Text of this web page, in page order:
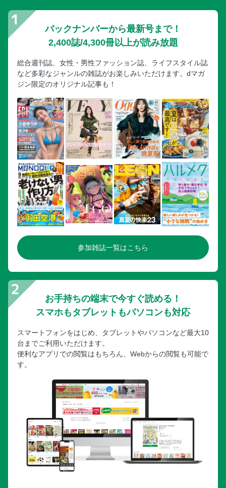
バックナンバーから最新号まで！
2,400誌/4,300冊以上が読み放題
総合週刊誌、女性・男性ファッション誌、ライフスタイル誌
など多彩なジャンルの雑誌がお楽しみいただけます。dマガ
ジン限定のオリジナル記事も！
参加雑誌一覧はこちら
お手持ちの端末で今すぐ読める！
スマホもタブレットもパソコンも対応
スマートフォンをはじめ、タブレットやパソコンなど最大10
台までご利用いただけます。
便利なアプリでの閲覧はもちろん、Webからの閲覧も可能で
す。